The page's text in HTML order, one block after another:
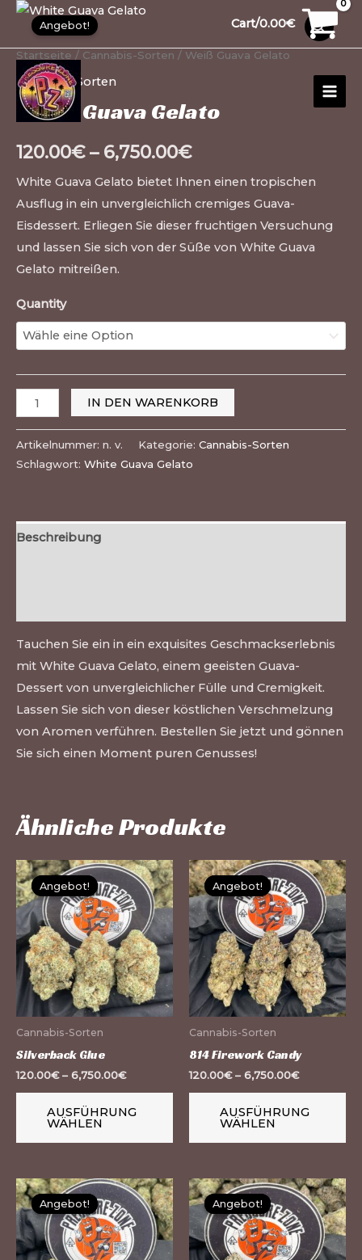
Zum
Inhalt
springen
Cart/0.00€
Angebot!
Startseite / Cannabis-Sorten / Weiß Guava Gelato
Cannabis-Sorten
White Guava Gelato
120.00€– 6,750.00€
White Guava Gelato bietet Ihnen einen tropischen
Ausflug in ein unvergleichlich cremiges Guava-
Eisdessert. Erliegen Sie dieser fruchtigen Versuchung
und lassen Sie sich von der Süße von White Guava
Gelato mitreißen.
Quantity
White
Guava
Gelato
Menge
IN DEN WARENKORB
Artikelnummer: n. v. Kategorie: Cannabis-Sorten
Schlagwort: White Guava Gelato
Beschreibung
Tauchen Sie ein in ein exquisites Geschmackserlebnis
mit White Guava Gelato, einem geeisten Guava-
Dessert von unvergleichlicher Fülle und Cremigkeit.
Lassen Sie sich von dieser köstlichen Verschmelzung
von Aromen verführen. Bestellen Sie jetzt und gönnen
Sie sich einen Moment puren Genusses!
Ähnliche Produkte
Angebot!
Angebot!
Cannabis-Sorten
Silverback Glue
120.00€– 6,750.00€
AUSFÜHRUNG
WÄHLEN
Dieses
Produkt
weist
mehrere
Varianten
Die
Produktseite
Angebot!
Angebot!
Cannabis-Sorten
814 Firework Candy
120.00€– 6,750.00€
AUSFÜHRUNG
WÄHLEN
Angebot!
Angebot!
Dieses
Produkt
weist
mehrere
Angebot!
Angebot!
Produkte
Produkte
Produkt
Produkt
Produkt
ProdukteProdukte
Produkte
Produkte
Produkte
Produkte
Produkte
Produkte
Produkte
Produkte
Produkte
Produkte